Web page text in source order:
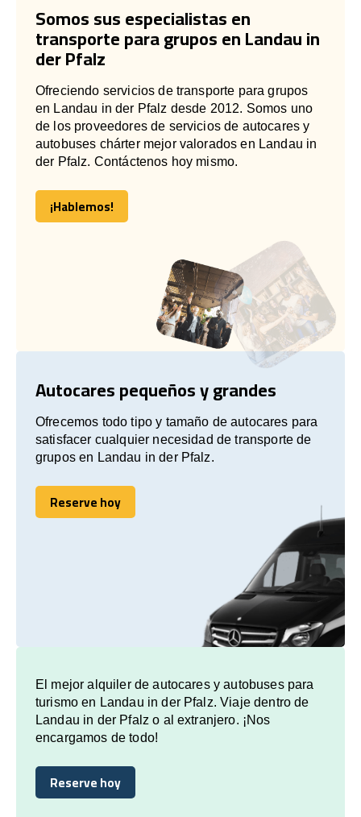
Somos sus especialistas en
transporte para grupos en Landau in
der Pfalz
Ofreciendo servicios de transporte para grupos
en Landau in der Pfalz desde 2012. Somos uno
de los proveedores de servicios de autocares y
autobuses chárter mejor valorados en Landau in
der Pfalz. Contáctenos hoy mismo.
¡Hablemos!
¡Hablemos!
Autocares pequeños y grandes
Ofrecemos todo tipo y tamaño de autocares para
satisfacer cualquier necesidad de transporte de
grupos en Landau in der Pfalz.
Reserve hoy
Reserve hoy
El mejor alquiler de autocares y autobuses para
turismo en Landau in der Pfalz. Viaje dentro de
Landau in der Pfalz o al extranjero. ¡Nos
encargamos de todo!
Reserve hoy
Reserve hoy